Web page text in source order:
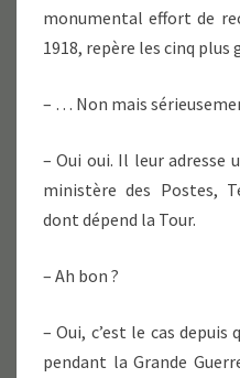
monumental effort de
1918, repère les cinq
– … Non mais
– Oui oui. Il leur adresse
ministère des Postes,
dont dépend la Tour.
– Ah bon ?
– Oui, c’est le cas depuis
pendant la Grande